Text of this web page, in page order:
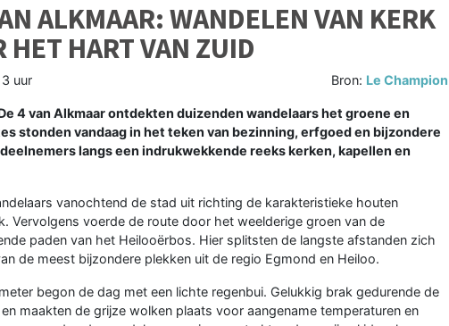
ALKMAAR: WANDELEN VAN KERK
HET HART VAN ZUID
uur Bron: Le Champion
4 van Alkmaar ontdekten duizenden wandelaars het groene en
stonden vandaag in het teken van bezinning, erfgoed en bijzondere
langs een indrukwekkende reeks kerken, kapellen en
vanochtend de stad uit richting de karakteristieke houten
Vervolgens voerde de route door het weelderige groen van de
paden van het Heilooërbos. Hier splitsten de langste afstanden zich
de meest bijzondere plekken uit de regio Egmond en Heiloo.
begon de dag met een lichte regenbui. Gelukkig brak gedurende de
maakten de grijze wolken plaats voor aangename temperaturen en